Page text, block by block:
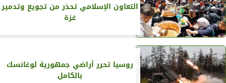
التعاون الإسلامي تحذر من تجويع وتدمير
غزة
روسيا تحرر أراضي جمهورية لوغانسك
بالكامل